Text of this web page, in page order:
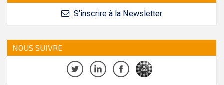
S'inscrire à la Newsletter
NOUS SUIVRE